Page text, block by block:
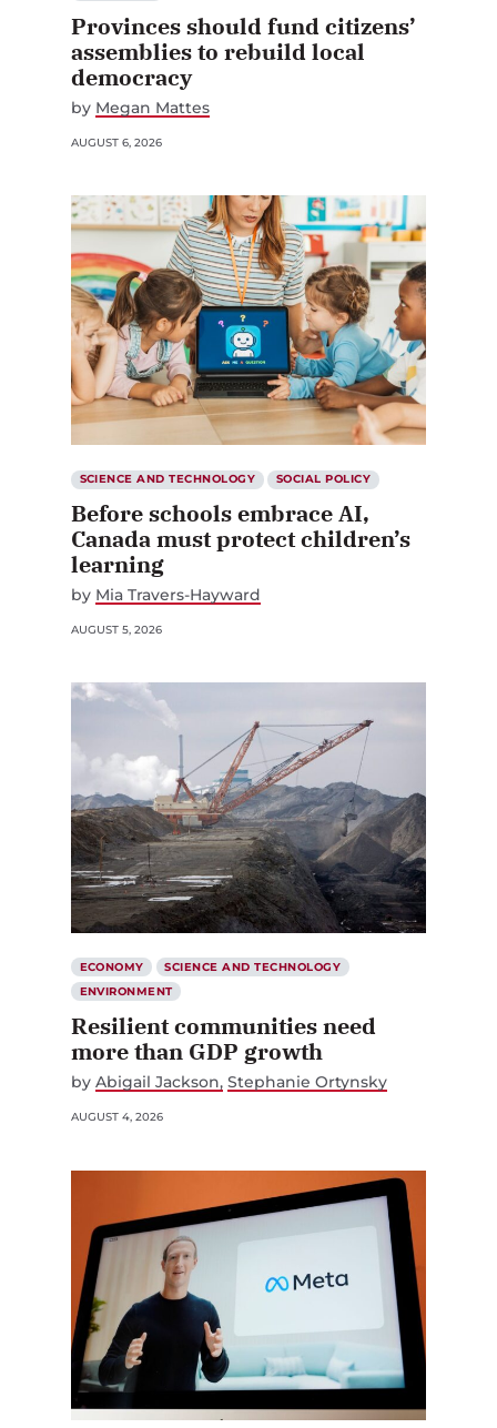
Provinces should fund citizens’
assemblies to rebuild local
democracy
by Megan Mattes
AUGUST 6, 2026
SCIENCE AND TECHNOLOGY SOCIAL POLICY
Before schools embrace AI,
Canada must protect children’s
learning
by Mia Travers-Hayward
AUGUST 5, 2026
ECONOMY
SCIENCE AND TECHNOLOGY
ENVIRONMENT
Resilient communities need
more than GDP growth
by Abigail Jackson Stephanie Ortynsky
AUGUST 4, 2026